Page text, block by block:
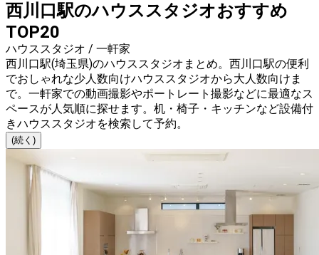
西川口駅のハウススタジオおすすめ
TOP20
ハウススタジオ / 一軒家
西川口駅(埼玉県)のハウススタジオまとめ。西川口駅の便利
でおしゃれな少人数向けハウススタジオから大人数向けま
で。一軒家での動画撮影やポートレート撮影などに最適なス
ペースが人気順に探せます。机・椅子・キッチンなど設備付
きハウススタジオを検索して予約。
(続く)